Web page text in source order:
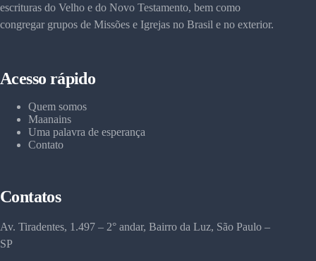
escrituras do Velho e do Novo Testamento, bem como
congregar grupos de Missões e Igrejas no Brasil e no exterior.
Acesso rápido
Quem somos
Maanains
Uma palavra de esperança
Contato
Contatos
Av. Tiradentes, 1.497 – 2° andar, Bairro da Luz, São Paulo –
SP